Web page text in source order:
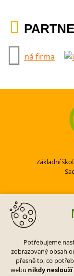
Potřebujeme
zobrazovaný obsah
přesně to, co
webu nikdy
Základní